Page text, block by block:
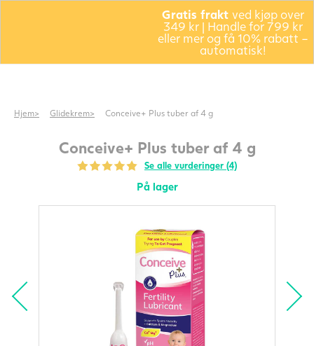
Gratis fraktved kjøp over
349 kr | Handle for 799 kr
eller mer og få 10% rabatt –
automatisk!
Hjem Glidekrem Conceive+ Plus tuber af 4 g
Conceive+ Plus tuber af 4 g
Se alle vurderinger (4)
På lager